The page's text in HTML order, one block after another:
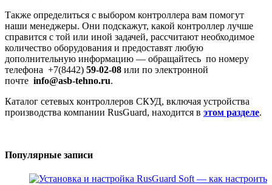
Также определиться с выбором контроллера вам помогут
наши менеджеры. Они подскажут, какой контроллер лучше
справится с той или иной задачей, рассчитают необходимое
количество оборудования и предоставят любую
дополнительную информацию — обращайтесь по номеру
телефона +7(8442) 59-02-08 или по электронной
почте info@asb-tehno.ru.
Каталог сетевых контроллеров СКУД, включая устройства
производства компании RusGuard, находится в этом разделе.
Популярные записи